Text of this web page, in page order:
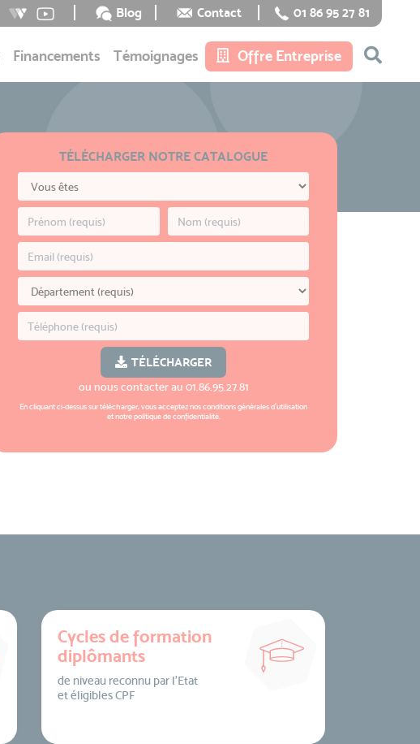
Blog Contact 01 86 95 27 81
Financements Témoignages Offre Entreprise
TÉLÉCHARGER NOTRE CATALOGUE
TÉLÉCHARGER
ou nous contacter au 01.86.95.27.81
En cliquant ci-dessus sur télécharger, vous acceptez nosconditions générales d'utilisation
et notrepolitique de confidentialité.
Cycles de formation
diplômants
de niveau reconnu par l’Etat
et éligibles CPF